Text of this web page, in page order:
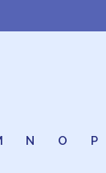
N O P